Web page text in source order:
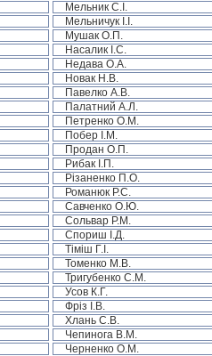
Мельник С.І.
Мельничук І.І.
Мушак О.П.
Насалик І.С.
Недава О.А.
Новак Н.В.
Павелко А.В.
Палатний А.Л.
Петренко О.М.
Побер І.М.
Продан О.П.
Рибак І.П.
Різаненко П.О.
Романюк Р.С.
Савченко О.Ю.
Сольвар Р.М.
Спориш І.Д.
Тіміш Г.І.
Томенко М.В.
Тригубенко С.М.
Усов К.Г.
Фріз І.В.
Хлань С.В.
Чепинога В.М.
Черненко О.М.